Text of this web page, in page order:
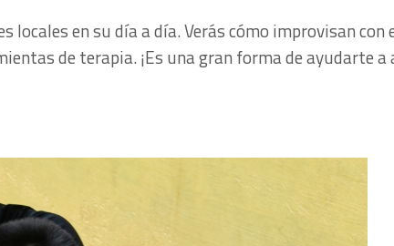
en su día a día. Verás cómo improvisan con
de terapia. ¡Es una gran forma de ayudarte